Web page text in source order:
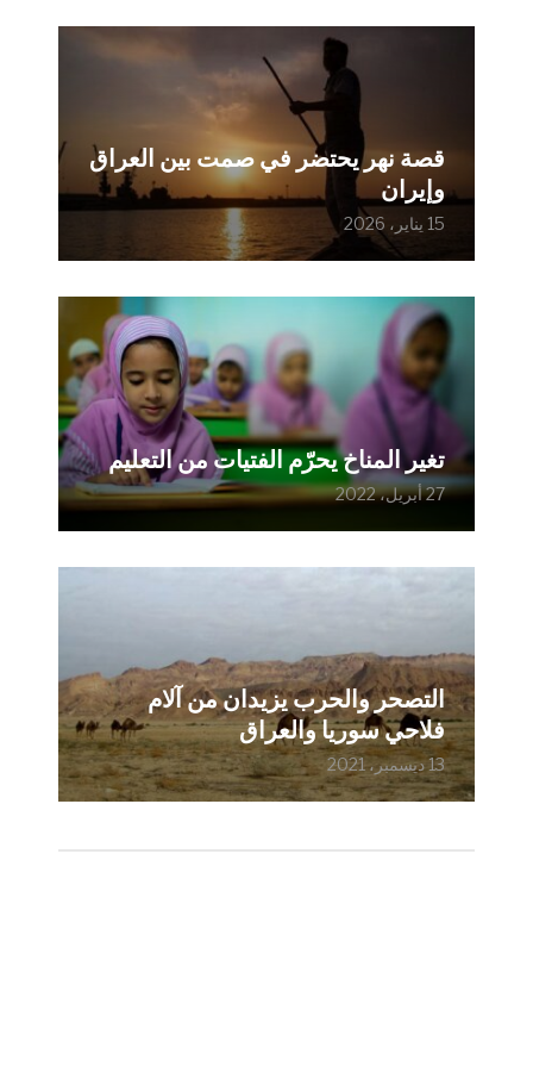
قصة نهر يحتضر في صمت بين العراق
وإيران
15 يناير، 2026
تغير المناخ يحرّم الفتيات من التعليم
27 أبريل، 2022
التصحر والحرب يزيدان من آلام
فلاحي سوريا والعراق
13 ديسمبر، 2021